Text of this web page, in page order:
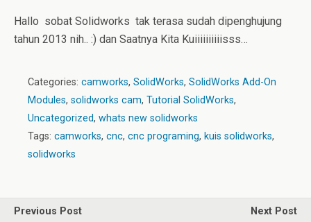
Hallo sobat Solidworks tak terasa sudah dipenghujung
tahun 2013 nih.. :) dan Saatnya Kita Kuiiiiiiiiiisss…
Categories: camworks, SolidWorks, SolidWorks Add-On
Modules, solidworks cam, Tutorial SolidWorks,
Uncategorized, whats new solidworks
Tags: camworks, cnc, cnc programing, kuis solidworks,
solidworks
Previous Post
Next Post